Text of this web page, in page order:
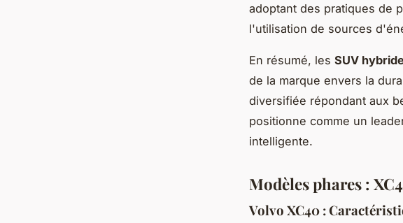
adoptant des pratiques de
l'utilisation de sources
En résumé, les SUV
de la marque envers la
diversifiée répondant aux
positionne comme un
intelligente.
Modèles phares :
Volvo XC40 :